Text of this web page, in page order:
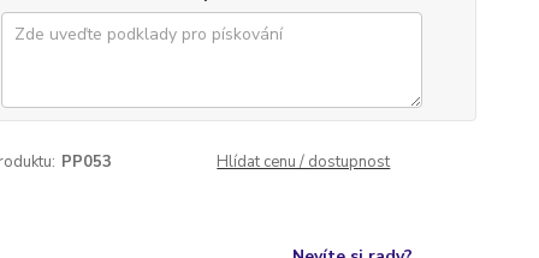
PP053 Hlídat cenu / dostupnost